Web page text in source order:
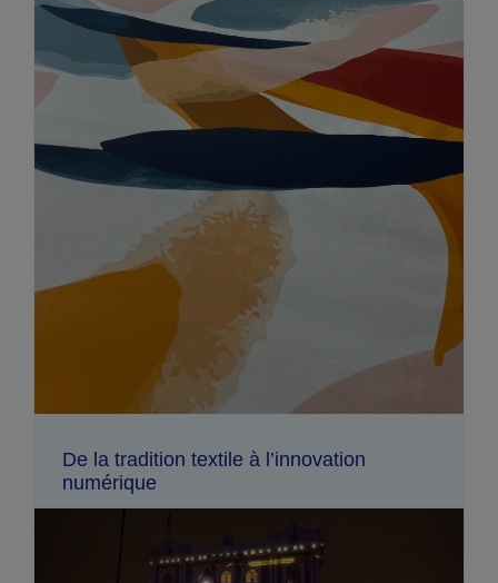
De la tradition textile à l’innovation
numérique
Depuis six générations, la famille Doridant
tisse l'histoire du textile au travers d’un savoir-